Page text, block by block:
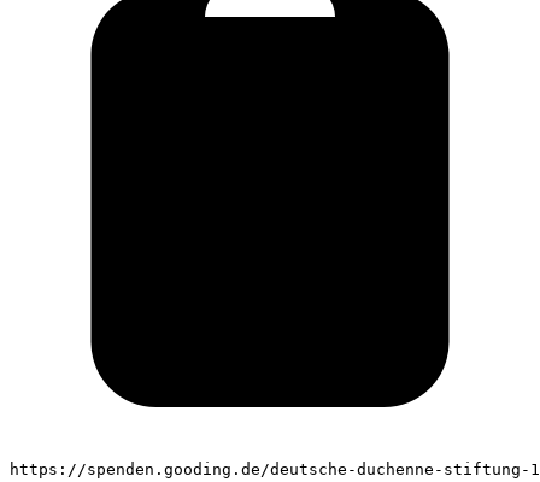
https://spenden.gooding.de/deutsche-duchenne-stiftung-